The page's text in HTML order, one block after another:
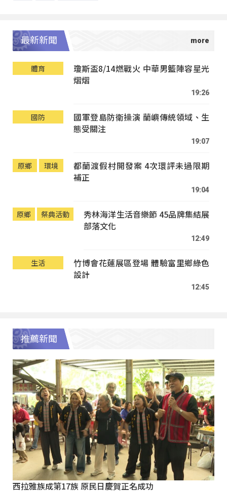
最新新聞
體育
瓊斯盃8/14燃戰火 中華男籃陣容星光
熠熠
19:26
國防
國軍登島防衛操演 蘭嶼傳統領域、生
態受關注
19:07
原鄉 環境
都蘭渡假村開發案 4次環評未過限期
補正
19:04
原鄉 祭典活動
秀林海洋生活音樂節 45品牌集結展
部落文化
12:49
生活
竹博會花蓮展區登場 體驗富里鄉綠色
設計
12:45
推薦新聞
西拉雅族成第17族 原民日慶賀正名成功